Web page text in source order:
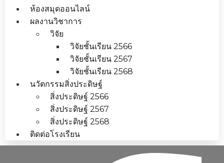
ห้องสมุดออนไลน์
ผลงานวิชาการ
วิจัย
วิจัยชั้นเรียน 2566
วิจัยชั้นเรียน 2567
วิจัยชั้นเรียน 2568
นวัตกรรมสิ่งประดิษฐ์
สิ่งประดิษฐ์ 2566
สิ่งประดิษฐ์ 2567
สิ่งประดิษฐ์ 2568
ติดต่อโรงเรียน